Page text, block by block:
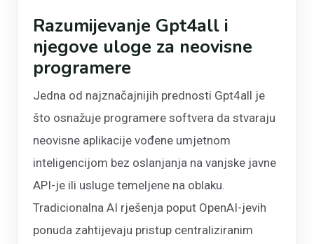
Razumijevanje Gpt4all i
njegove uloge za neovisne
programere
Jedna od najznačajnijih prednosti Gpt4all je
što osnažuje programere softvera da stvaraju
neovisne aplikacije vođene umjetnom
inteligencijom bez oslanjanja na vanjske javne
API-je ili usluge temeljene na oblaku.
Tradicionalna AI rješenja poput OpenAI-jevih
ponuda zahtijevaju pristup centraliziranim